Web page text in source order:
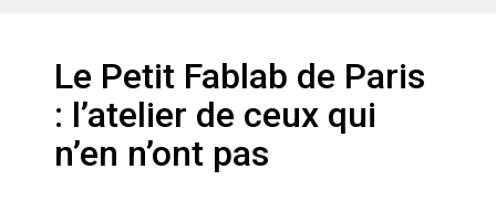
Pourquoi les études qui
prévoient la fin de l’emploi « à
cause » de l’IA se plantent-
elles toujours ?
Le consultant : une lecture
sociologique
Le Petit Fablab de Paris
: l’atelier de ceux qui
n’en n’ont pas